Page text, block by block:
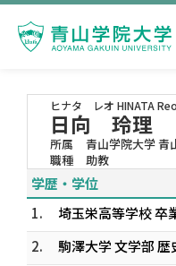
ヒナタ レオ HINATA Reo
日向 玲理
所属
青山学院大学 青
職種
助教
学歴・学位
1.
埼玉栄高等学校 卒
2.
駒澤大学 文学部 歴